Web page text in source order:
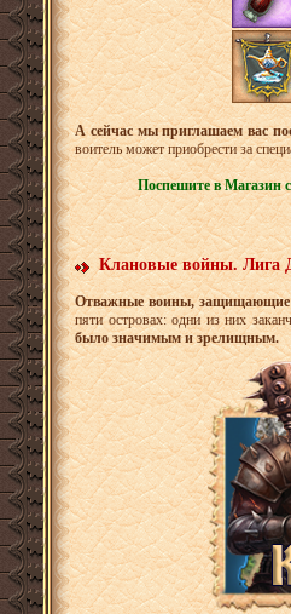
А сейчас мы приглашаем вас
воитель может приобрести за
Поспешите в Магазин
Клановые войны. Лига
Отважные воины, защищающие
пяти островах: одни из них
было значимым и зрелищным.